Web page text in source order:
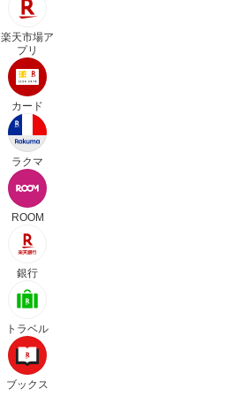
楽天市場ア
プリ
カード
ラクマ
ROOM
銀行
トラベル
ブックス